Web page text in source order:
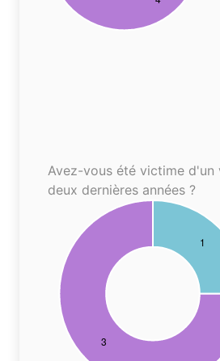
Avez-vous été victime d'un
deux dernières années ?